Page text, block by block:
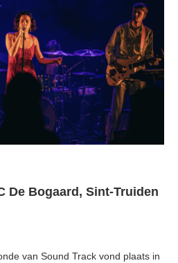
De Bogaard, Sint-Truiden
van Sound Track vond plaats in